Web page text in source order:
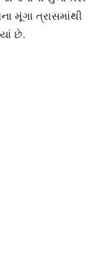
મૂંગા ત્રાસમાંથી
છે.